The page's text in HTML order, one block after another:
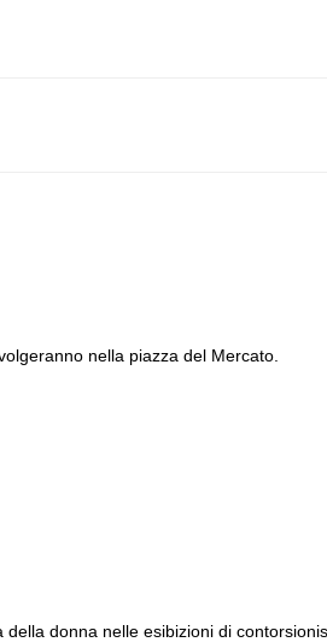
nella piazza del Mercato.
donna nelle esibizioni di